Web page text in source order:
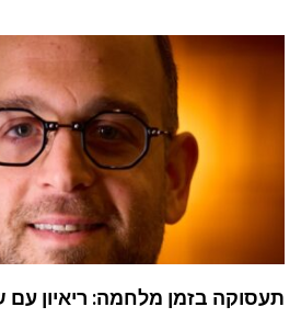
תעסוקה בזמן מלחמה: ריאיון עם